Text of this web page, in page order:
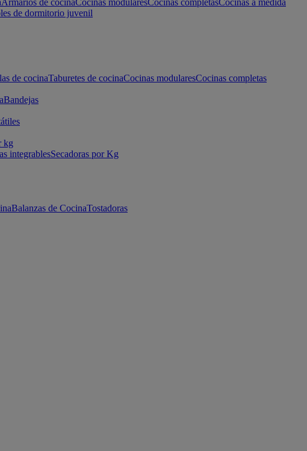
Armarios de cocinaCocinas modularesCocinas completasCocinas a medida
de dormitorio juvenil
de cocinaTaburetes de cocinaCocinas modularesCocinas completas
Bandejas
kg
integrablesSecadoras por Kg
Balanzas de CocinaTostadoras